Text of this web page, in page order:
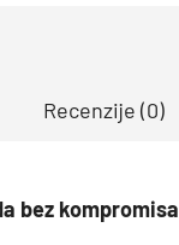
Recenzije (0)
bez kompromisa